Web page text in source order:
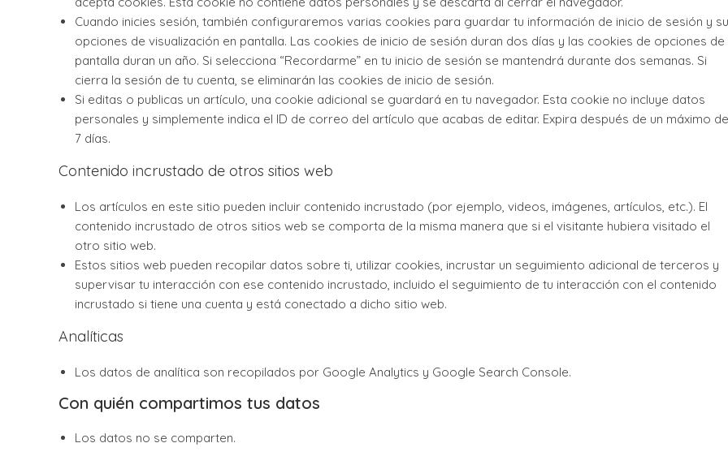
Cuando inicies sesión, también configuraremos varias cookies para guardar tu información de inicio de sesión y
opciones de visualización en pantalla. Las cookies de inicio de sesión duran dos días y las cookies de opciones de
pantalla duran un año. Si selecciona “Recordarme” en tu inicio de sesión se mantendrá durante dos semanas. Si
cierra la sesión de tu cuenta, se eliminarán las cookies de inicio de sesión.
Si editas o publicas un artículo, una cookie adicional se guardará en tu navegador. Esta cookie no incluye datos
personales y simplemente indica el ID de correo del artículo que acabas de editar. Expira después de un máximo de
7 días.
Contenido incrustado de otros sitios web
Los artículos en este sitio pueden incluir contenido incrustado (por ejemplo, videos, imágenes, artículos, etc.). El
contenido incrustado de otros sitios web se comporta de la misma manera que si el visitante hubiera visitado el
otro sitio web.
Estos sitios web pueden recopilar datos sobre ti, utilizar cookies, incrustar un seguimiento adicional de terceros y
supervisar tu interacción con ese contenido incrustado, incluido el seguimiento de tu interacción con el contenido
incrustado si tiene una cuenta y está conectado a dicho sitio web.
Analíticas
Los datos de analítica son recopilados por Google Analytics y Google Search Console.
Con quién compartimos tus datos
Los datos no se comparten.